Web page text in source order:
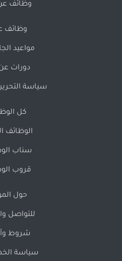
وظائف
وظائف
مواعيد
دورات
سياسة
كل
الوظائف
سناب
قروب
حول
للتواصل
شروط
سياسة